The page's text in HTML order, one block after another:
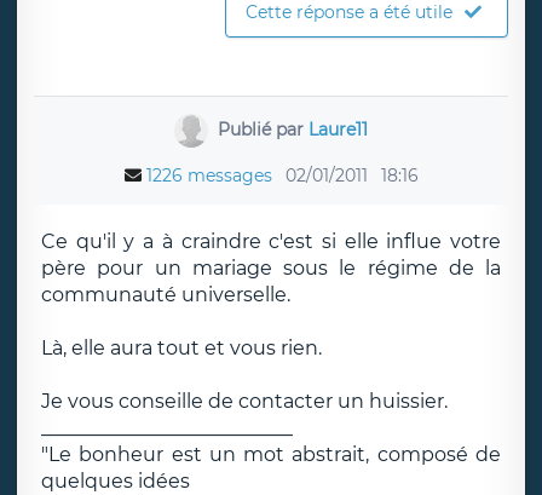
Cette réponse a été utile
Publié par Laure11
1226 messages 02/01/2011 18:16
Ce qu'il y a à craindre c'est si elle influe votre
père pour un mariage sous le régime de la
communauté universelle.
Là, elle aura tout et vous rien.
Je vous conseille de contacter un huissier.
"Le bonheur est un mot abstrait, composé de
quelques idées